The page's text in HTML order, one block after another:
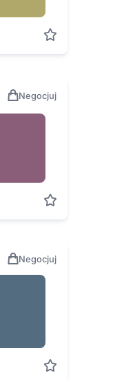
Negocjuj
Negocjuj